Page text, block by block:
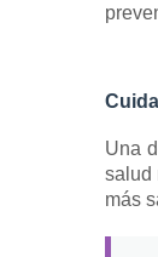
Una
salud
más